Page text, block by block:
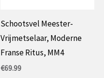
Schootsvel Meester-
Vrijmetselaar, Moderne
Franse Ritus, MM4
€69.99